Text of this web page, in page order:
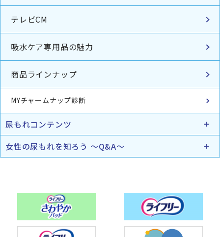
テレビCM
吸水ケア専用品の魅力
商品ラインナップ
MYチャームナップ診断
尿もれコンテンツ
女性の尿もれを知ろう ～Q&A～